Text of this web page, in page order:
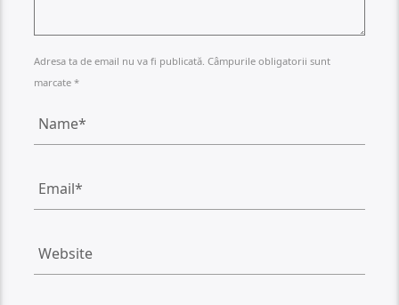
Adresa ta de email nu va fi publicată. Câmpurile obligatorii sunt
marcate *